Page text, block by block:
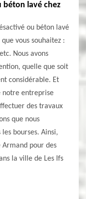
béton lavé chez
ou béton lavé
vous souhaitez :
Nous avons
quelle que soit
considérable. Et
notre entreprise
des travaux
que nous
bourses. Ainsi,
Armand pour des
la ville de Les Ifs